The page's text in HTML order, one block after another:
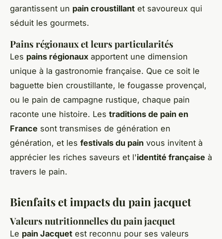
garantissent un pain croustillant et savoureux qui
séduit les gourmets.
Pains régionaux et leurs particularités
Les pains régionaux apportent une dimension
unique à la gastronomie française. Que ce soit le
baguette bien croustillante, le fougasse provençal,
ou le pain de campagne rustique, chaque pain
raconte une histoire. Les traditions de pain en
France sont transmises de génération en
génération, et les festivals du pain vous invitent à
apprécier les riches saveurs et l'identité française à
travers le pain.
Bienfaits et impacts du pain jacquet
Valeurs nutritionnelles du pain jacquet
Le pain Jacquet est reconnu pour ses valeurs